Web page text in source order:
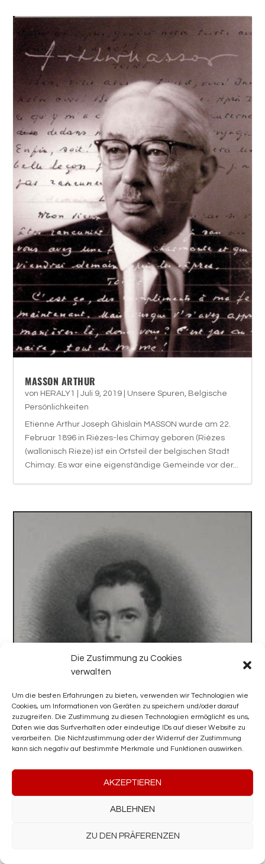
Die Zustimmung zu Cookies
verwalten
Um die besten Erfahrungen zu bieten, verwenden wir Technologien wie
Cookies, um Informationen von Geräten zu speichern und/oder darauf
zuzugreifen. Die Zustimmung zu diesen Technologien ermöglicht es uns,
Daten wie das Surfverhalten oder eindeutige IDs auf dieser Website zu
verarbeiten. Die Nichtzustimmung oder der Widerruf der Zustimmung
kann sich negativ auf bestimmte Merkmale und Funktionen auswirken.
AKZEPTIEREN
ABLEHNEN
ZU DEN PRÄFERENZEN
MASSON ARTHUR
von HERALY1 |Juli 9, 2019 Unsere Spuren Belgische
Persönlichkeiten
Etienne Arthur Joseph Ghislain MASSON wurde am 22.
Februar 1896 in Rièzes-les Chimay geboren (Rièzes
(wallonisch Rieze) ist ein Ortsteil der belgischen Stadt
Chimay. Es war eine eigenständige Gemeinde vor der...